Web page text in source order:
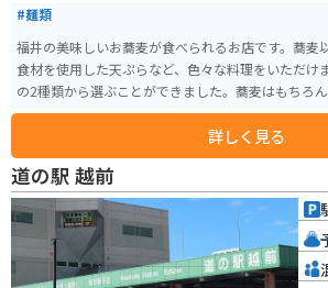
#麺類
福井の美味しいお蕎麦が食べられるお店です。蕎麦
食材を使用した天ぷらなど、色々な料理をいただけ
の2種類から選ぶことができました。蕎麦はもちろ
ースで味付けされたかつ丼もおいしいです。
詳しく見る
道の駅 越前